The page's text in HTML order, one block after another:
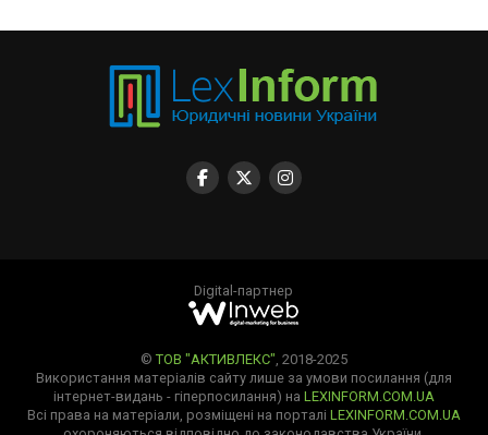
Digital-партнер
© ТОВ "АКТИВЛЕКС" , 2018-2025
Використання матеріалів сайту лише за умови посилання (для
інтернет-видань - гіперпосилання) на LEXINFORM.COM.UA
Всі права на матеріали, розміщені на порталі LEXINFORM.COM.UA